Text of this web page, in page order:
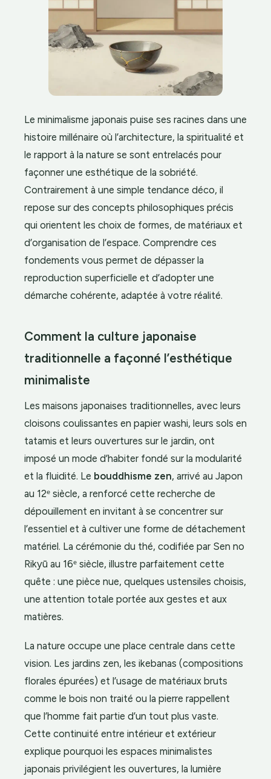
Le minimalisme japonais puise ses racines dans une
histoire millénaire où l’architecture, la spiritualité et
le rapport à la nature se sont entrelacés pour
façonner une esthétique de la sobriété.
Contrairement à une simple tendance déco, il
repose sur des concepts philosophiques précis
qui orientent les choix de formes, de matériaux et
d’organisation de l’espace. Comprendre ces
fondements vous permet de dépasser la
reproduction superficielle et d’adopter une
démarche cohérente, adaptée à votre réalité.
Comment la culture japonaise
traditionnelle a façonné l’esthétique
minimaliste
Les maisons japonaises traditionnelles, avec leurs
cloisons coulissantes en papier washi, leurs sols en
tatamis et leurs ouvertures sur le jardin, ont
imposé un mode d’habiter fondé sur la modularité
et la fluidité. Le bouddhisme zen, arrivé au Japon
au 12ᵉ siècle, a renforcé cette recherche de
dépouillement en invitant à se concentrer sur
l’essentiel et à cultiver une forme de détachement
matériel. La cérémonie du thé, codifiée par Sen no
Rikyū au 16ᵉ siècle, illustre parfaitement cette
quête : une pièce nue, quelques ustensiles choisis,
une attention totale portée aux gestes et aux
matières.
La nature occupe une place centrale dans cette
vision. Les jardins zen, les ikebanas (compositions
florales épurées) et l’usage de matériaux bruts
comme le bois non traité ou la pierre rappellent
que l’homme fait partie d’un tout plus vaste.
Cette continuité entre intérieur et extérieur
explique pourquoi les espaces minimalistes
japonais privilégient les ouvertures, la lumière